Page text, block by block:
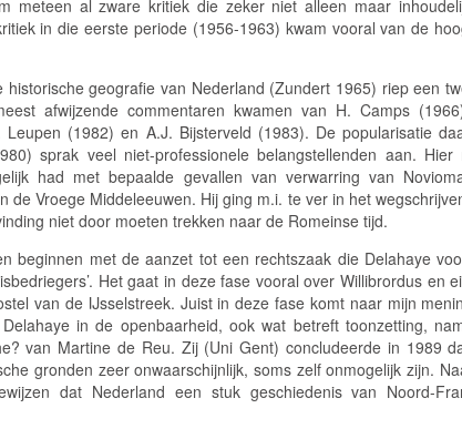
meteen al zware kritiek die zeker niet alleen maar
in die eerste periode (1956-1963) kwam vooral van de
historische geografie van Nederland (Zundert 1965) riep een
afwijzende commentaren kwamen van H. Camps
(1982) en A.J. Bijsterveld (1983). De popularisatie
sprak veel niet-professionele belangstellenden aan. Hier
had met bepaalde gevallen van verwarring van
de Vroege Middeleeuwen. Hij ging m.i. te ver in het
niet door moeten trekken naar de Romeinse tijd.
beginnen met de aanzet tot een rechtszaak die Delahaye
Het gaat in deze fase vooral over Willibrordus en
van de IJsselstreek. Juist in deze fase komt naar mijn
in de openbaarheid, ook wat betreft toonzetting,
van Martine de Reu. Zij (Uni Gent) concludeerde in 1989
gronden zeer onwaarschijnlijk, soms zelf onmogelijk zijn.
dat Nederland een stuk geschiedenis van Noord-